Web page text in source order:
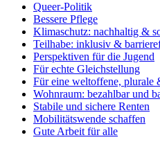
Queer-Politik
Bessere Pflege
Klimaschutz: nachhaltig &
Teilhabe: inklusiv &
Perspektiven für die Jugend
Für echte Gleichstellung
Für eine weltoffene, plurale
Wohnraum: bezahlbar und
Stabile und sichere Renten
Mobilitätswende schaffen
Gute Arbeit für alle